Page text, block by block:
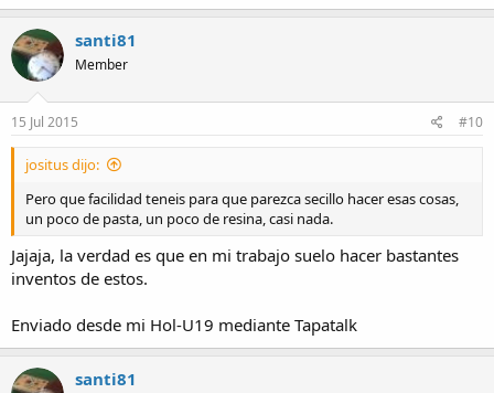
santi81
Member
15 Jul 2015 #10
jositus dijo:
Pero que facilidad teneis para que parezca secillo hacer esas cosas,
un poco de pasta, un poco de resina, casi nada.
Jajaja, la verdad es que en mi trabajo suelo hacer bastantes
inventos de estos.
Enviado desde mi Hol-U19 mediante Tapatalk
santi81